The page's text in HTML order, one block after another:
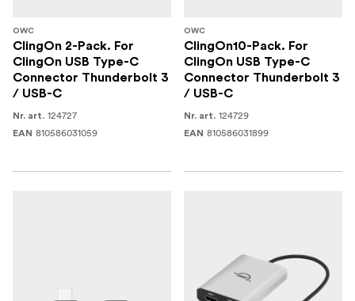
OWC
ClingOn 2-Pack. For
ClingOn USB Type-C
Connector Thunderbolt 3
/ USB-C
Nr. art. 124727
EAN 810586031059
OWC
ClingOn10-Pack. For
ClingOn USB Type-C
Connector Thunderbolt 3
/ USB-C
Nr. art. 124729
EAN 810586031899